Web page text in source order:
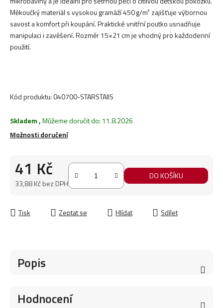
Měkoučký materiál s vysokou gramáží 450 g/m² zajišťuje výbornou
savost a komfort při koupání. Praktické vnitřní poutko usnadňuje
manipulaci i zavěšení. Rozměr 15×21 cm je vhodný pro každodenní
použití.
Kód produktu:040700-STARSTAIIS
Skladem,Můžeme doručit do: 11.8.2026
Možnosti doručení
41 Kč
33,88 Kč bez DPH
DO KOŠÍKU
Tisk Zeptat se Hlídat Sdílet
Popis
Hodnocení